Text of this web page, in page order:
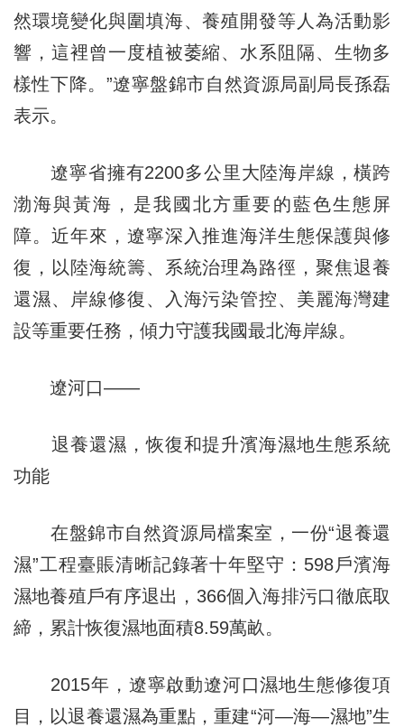
然環境變化與圍填海、養殖開發等人為活動影
響，這裡曾一度植被萎縮、水系阻隔、生物多
樣性下降。”遼寧盤錦市自然資源局副局長孫磊
表示。
遼寧省擁有2200多公里大陸海岸線，橫跨
渤海與黃海，是我國北方重要的藍色生態屏
障。近年來，遼寧深入推進海洋生態保護與修
復，以陸海統籌、系統治理為路徑，聚焦退養
還濕、岸線修復、入海污染管控、美麗海灣建
設等重要任務，傾力守護我國最北海岸線。
遼河口——
退養還濕，恢復和提升濱海濕地生態系統
功能
在盤錦市自然資源局檔案室，一份“退養還
濕”工程臺賬清晰記錄著十年堅守：598戶濱海
濕地養殖戶有序退出，366個入海排污口徹底取
締，累計恢復濕地面積8.59萬畝。
2015年，遼寧啟動遼河口濕地生態修復項
目，以退養還濕為重點，重建“河—海—濕地”生